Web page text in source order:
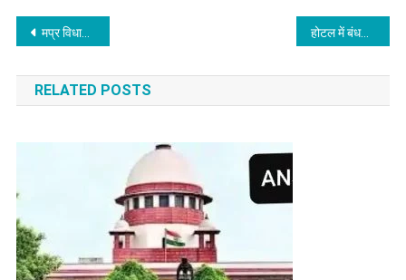
Post
navigation
मप्र विधानसभा चुनाव: भाजपा की पहली सूची जारी, हारी हुई सीट पर जोर होटल में बंधक बनाकर दो नाबालिग लड़कियों के साथ बलात्कार
RELATED POSTS